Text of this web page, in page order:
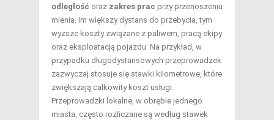
odległość oraz zakres prac przy przenoszeniu
mienia. Im większy dystans do przebycia, tym
wyższe koszty związane z paliwem, pracą ekipy
oraz eksploatacją pojazdu. Na przykład, w
przypadku długodystansowych przeprowadzek
zazwyczaj stosuje się stawki kilometrowe, które
zwiększają całkowity koszt usługi.
Przeprowadzki lokalne, w obrębie jednego
miasta, często rozliczane są według stawek